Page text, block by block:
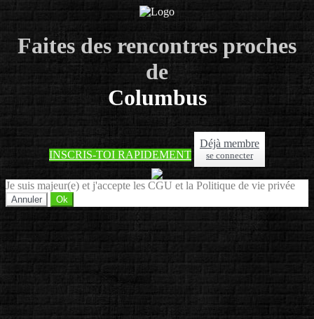
Faites des rencontres proches
de
Columbus
INSCRIS-TOI RAPIDEMENT
Déjà membre
se connecter
Je suis majeur(e) et j'accepte les CGU et la Politique de vie privée
Annuler Ok